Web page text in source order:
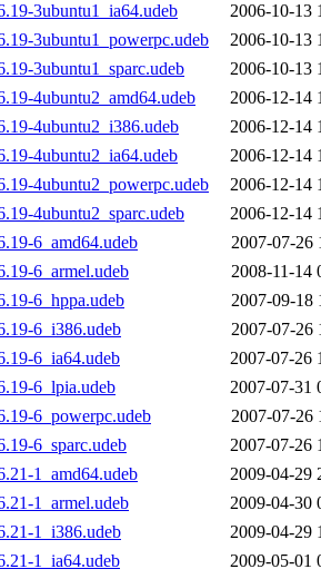
3ubuntu1_ia64.udeb
2006-10-13
3ubuntu1_powerpc.udeb
2006-10-13
3ubuntu1_sparc.udeb
2006-10-13
4ubuntu2_amd64.udeb
2006-12-14
4ubuntu2_i386.udeb
2006-12-14
4ubuntu2_ia64.udeb
2006-12-14
4ubuntu2_powerpc.udeb
2006-12-14
4ubuntu2_sparc.udeb
2006-12-14
6_amd64.udeb
2007-07-26
6_armel.udeb
2008-11-14
6_hppa.udeb
2007-09-18
6_i386.udeb
2007-07-26
6_ia64.udeb
2007-07-26
6_lpia.udeb
2007-07-31
6_powerpc.udeb
2007-07-26
6_sparc.udeb
2007-07-26
1_amd64.udeb
2009-04-29
1_armel.udeb
2009-04-30
1_i386.udeb
2009-04-29
1_ia64.udeb
2009-05-01